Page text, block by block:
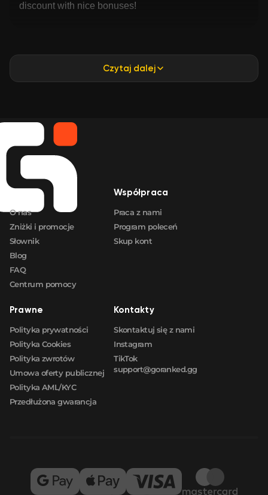
discount with nice bonuses!
Czytaj dalej
Firma
O nas
Zniżki i promocje
Słownik
Blog
FAQ
Centrum pomocy
Współpraca
Praca z nami
Program poleceń
Skup kont
Prawne
Polityka prywatności
Polityka Cookies
Polityka zwrotów
Umowa oferty publicznej
Polityka AML/KYC
Przedłużona gwarancja
Kontakty
Skontaktuj się z nami
Instagram
TikTok
support@goranked.gg